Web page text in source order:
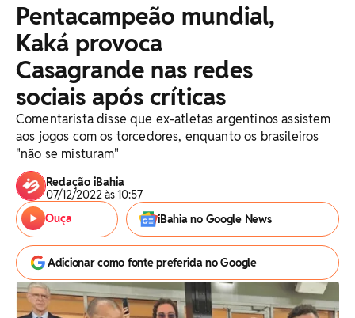
Pentacampeão mundial,
Kaká provoca
Casagrande nas redes
sociais após críticas
Comentarista disse que ex-atletas argentinos assistem
aos jogos com os torcedores, enquanto os brasileiros
"não se misturam"
Redação iBahia
07/12/2022 às 10:57
Ouça
iBahia no Google News
Adicionar como fonte preferida no Google